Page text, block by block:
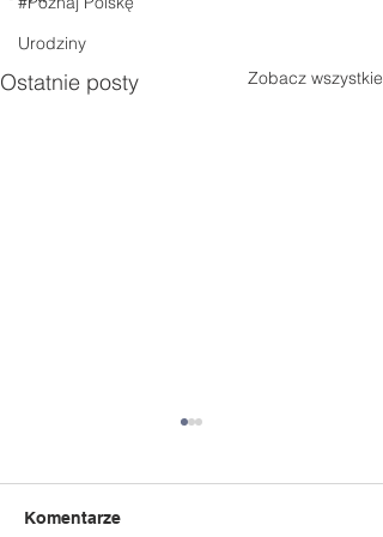
Urodziny
Ostatnie posty Zobacz wszystkie
Komentarze